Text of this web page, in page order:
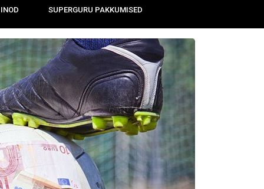
SUPERGURU PAKKUMISED